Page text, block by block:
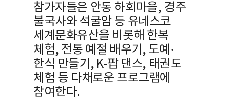
참가자들은 안동 하회마을, 경주
불국사와 석굴암 등 유네스코
세계문화유산을 비롯해 한복
체험, 전통 예절 배우기, 도예·
한식 만들기, K-팝 댄스, 태권도
체험 등 다채로운 프로그램에
참여한다.